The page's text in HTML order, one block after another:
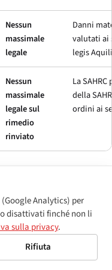
Nessun
massimale
legale
Danni
valutati ai
legis
Nessun
massimale
legale sul
rimedio
rinviato
La
della
ordini ai
Courtai sensi della
registrati in
le sei cifre
prolungata o ha
Analytics) per
disattivati finché non li
sulla privacy.
Rifiuta